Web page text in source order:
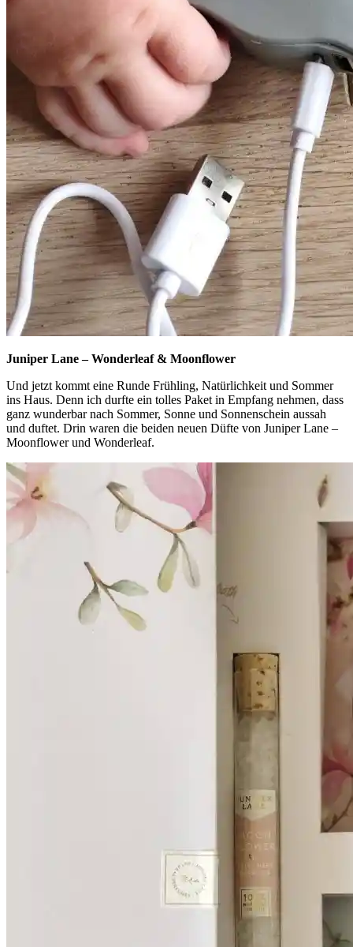
Juniper Lane – Wonderleaf & Moonflower
Und jetzt kommt eine Runde Frühling, Natürlichkeit und Sommer
ins Haus. Denn ich durfte ein tolles Paket in Empfang nehmen, dass
ganz wunderbar nach Sommer, Sonne und Sonnenschein aussah
und duftet. Drin waren die beiden neuen Düfte von Juniper Lane –
Moonflower und Wonderleaf.